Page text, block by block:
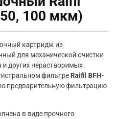
100 мкм)
картридж из
для механической очистки
других нерастворимых
фильтре Raifil BFH-
предварительную фильтрацию
в виде прочного